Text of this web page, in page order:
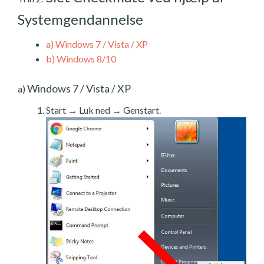
Systemgendannelse
a) Windows 7 / Vista / XP
b) Windows 8/10
a) Windows 7 / Vista / XP
Start → Luk ned → Genstart.